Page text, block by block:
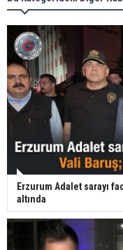
Erzurum Adalet sarayı
altında